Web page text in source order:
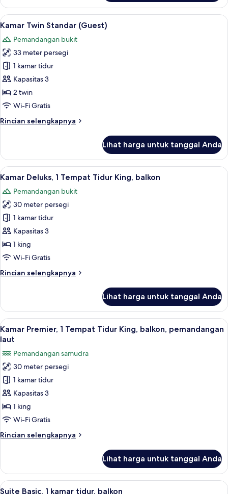
Kamar
Standar,
1
Tidur
King
(Guest)
Lihat
semua
foto
untuk
Kamar
Twin
Standar
(Guest)
Brankas, meja kerja, ruang kerja
6
Kamar Twin Standar (Guest)
Pemandangan bukit
33 meter persegi
1 kamar tidur
Kapasitas 3
2 twin
Wi-Fi Gratis
Rincian selengkapnya
Rincian
Kamar
Twin
Standar
Lihat harga untuk tanggal Anda
Lihat
semua
foto
untuk
Kamar
Deluks,
1
Tempat
King,
Brankas, meja kerja, ruang kerja
6
Kamar Deluks, 1 Tempat Tidur King, balkon
Pemandangan bukit
30 meter persegi
1 kamar tidur
Kapasitas 3
1 king
Wi-Fi Gratis
Rincian selengkapnya
Rincian
Kamar
Deluks,
1
Tempat
King,
balkon
Lihat harga untuk tanggal Anda
Lihat
semua
untuk
Kamar
Premier,
1
Tempat
Tidur
balkon,
Brankas, meja kerja, ruang kerja
10
Kamar Premier, 1 Tempat Tidur King, balkon, pemandangan
laut
Pemandangan samudra
30 meter persegi
1 kamar tidur
Kapasitas 3
1 king
Wi-Fi Gratis
Rincian selengkapnya
Rincian
Kamar
Premier,
1
Lihat harga untuk tanggal Anda
Lihat
Televisi layar datar 40-inci dengan
7
Suite Basic, 1 kamar tidur, balkon